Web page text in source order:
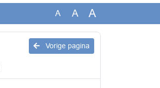
A A A
Vorige pagina